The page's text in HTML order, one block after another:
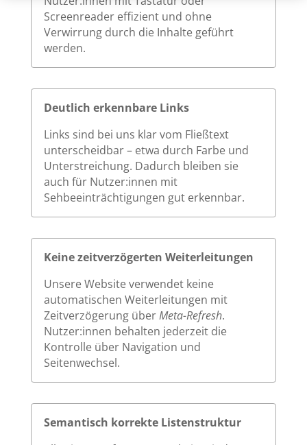
Screenreader effizient und ohne
Verwirrung durch die Inhalte geführt
werden.
Deutlich erkennbare Links
Links sind bei uns klar vom Fließtext
unterscheidbar – etwa durch Farbe und
Unterstreichung. Dadurch bleiben sie
auch für Nutzer:innen mit
Sehbeeinträchtigungen gut erkennbar.
Keine zeitverzögerten Weiterleitungen
Unsere Website verwendet keine
automatischen Weiterleitungen mit
Zeitverzögerung überMeta-Refresh.
Nutzer:innen behalten jederzeit die
Kontrolle über Navigation und
Seitenwechsel.
Semantisch korrekte Listenstruktur